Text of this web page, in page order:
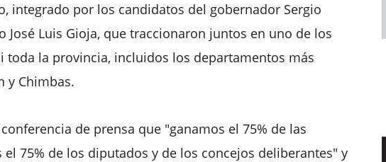
integrado por los candidatos del gobernador Sergio
José Luis Gioja, que traccionaron juntos en uno de los
toda la provincia, incluidos los departamentos más
y Chimbas.
de prensa que "ganamos el 75% de las
75% de los diputados y de los concejos deliberantes" y